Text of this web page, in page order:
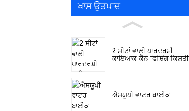
ਖਾਸ ਉਤਪਾਦ
2 ਸੀਟਾਂ ਵਾਲੀ ਪਾਰਦਰਸ਼ੀ
ਕਾਇਆਕ ਕੈਨੋ ਫਿਸ਼ਿੰਗ ਕਿਸ਼ਤੀ
ਐਸਯੂਪੀ ਵਾਟਰ ਬਾਈਕ